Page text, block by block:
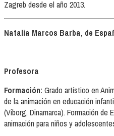
Zagreb desde el año 2013.
Natalia Marcos Barba, de
Profesora
Formación: Grado artístico en
de la animación en educación
(Viborg, Dinamarca). Formación de
animación para niños y